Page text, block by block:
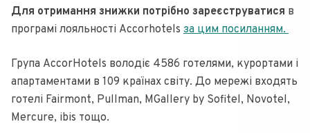
Для отримання знижки потрібно зареєструватися в
програмі лояльності Accorhotels за цим посиланням.
Група AccorHotels володіє 4586 готелями, курортами і
апартаментами в 109 країнах світу. До мережі входять
готелі Fairmont, Pullman, MGallery by Sofitel, Novotel,
Mercure, ibis тощо.